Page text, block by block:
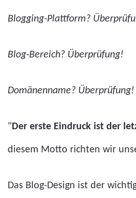
Blogging-Plattform?
Blog-Bereich? Überprüfung!
Domänenname? Überprüfung!
"Der erste Eindruck ist der
diesem Motto richten wir
Das Blog-Design ist der